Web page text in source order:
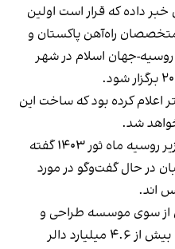
داده که قرار است اولین
متخصصان راه‌آهن پاکستان و
جهان اسلام در شهر
اعلام کرده بود که ساخت این
شد.
الکسی اورچوک، معاون نخست‌وزیر روسیه ماه ثور ۱۴۰۳ گفته
در حال گفت‌وگو در مورد
اند.
از سوی موسسه طراحی و
تحقیقات حمل‌ونقل اوزبیکستان بیش از ۴.۶ میلیارد دالر